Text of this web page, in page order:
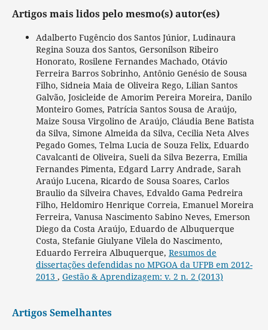
Artigos mais lidos pelo mesmo(s) autor(es)
Adalberto Fugêncio dos Santos Júnior, Ludinaura
Regina Souza dos Santos, Gersonilson Ribeiro
Honorato, Rosilene Fernandes Machado, Otávio
Ferreira Barros Sobrinho, Antônio Genésio de Sousa
Filho, Sidneia Maia de Oliveira Rego, Lilian Santos
Galvão, Josicleide de Amorim Pereira Moreira, Danilo
Monteiro Gomes, Patrícia Santos Sousa de Araújo,
Maize Sousa Virgolino de Araújo, Cláudia Bene Batista
da Silva, Simone Almeida da Silva, Cecilia Neta Alves
Pegado Gomes, Telma Lucia de Souza Felix, Eduardo
Cavalcanti de Oliveira, Sueli da Silva Bezerra, Emilia
Fernandes Pimenta, Edgard Larry Andrade, Sarah
Araújo Lucena, Ricardo de Sousa Soares, Carlos
Braulio da Silveira Chaves, Edvaldo Gama Pedreira
Filho, Heldomiro Henrique Correia, Emanuel Moreira
Ferreira, Vanusa Nascimento Sabino Neves, Emerson
Diego da Costa Araújo, Eduardo de Albuquerque
Costa, Stefanie Giulyane Vilela do Nascimento,
Eduardo Ferreira Albuquerque, Resumos de
dissertações defendidas no MPGOA da UFPB em 2012-
2013 , Gestão & Aprendizagem: v. 2 n. 2 (2013)
Artigos Semelhantes